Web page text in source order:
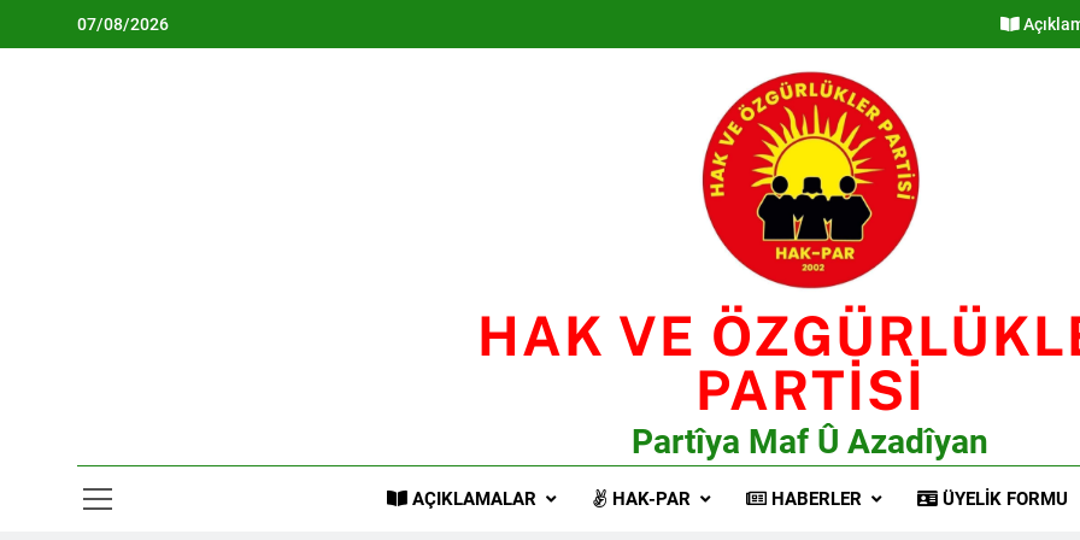
07/08/2026
HAK VE
PARTİSİ
Partîya Maf Û Azadîyan
AÇIKLAMALAR HAK-PAR HABERLER ÜYELIK FORMU